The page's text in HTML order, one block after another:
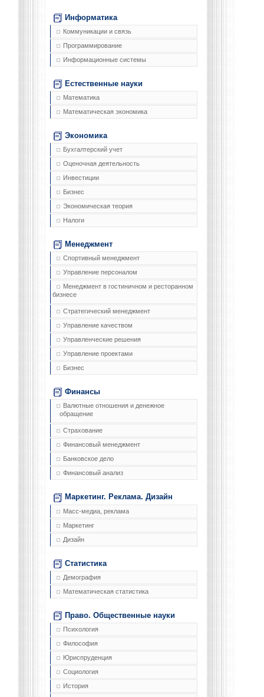
Информатика
Коммуникации и связь
Программирование
Информационные системы
Естественные науки
Математика
Математическая экономика
Экономика
Бухгалтерский учет
Оценочная деятельность
Инвестиции
Бизнес
Экономическая теория
Налоги
Менеджмент
Спортивный менеджмент
Управление персоналом
Менеджмент в гостиничном и ресторанном
бизнесе
Стратегический менеджмент
Управление качеством
Управленческие решения
Управление проектами
Бизнес
Финансы
Валютные отношения и денежное
обращение
Страхование
Финансовый менеджмент
Банковское дело
Финансовый анализ
Маркетинг. Реклама. Дизайн
Масс-медиа, реклама
Маркетинг
Дизайн
Статистика
Демография
Математическая статистика
Право. Общественные науки
Психология
Философия
Юриспруденция
Социология
История